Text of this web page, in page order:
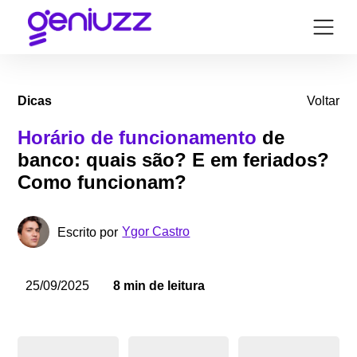
Dicas Voltar
Horário de funcionamento de
banco: quais são? E em feriados?
Como funcionam?
Escrito por Ygor Castro
25/09/2025 8 min de leitura